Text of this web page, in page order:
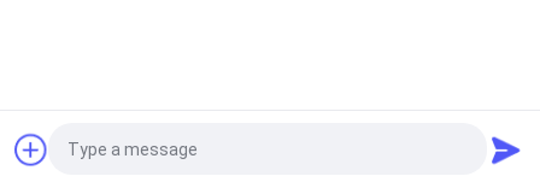
Astuces
Demandez un devis